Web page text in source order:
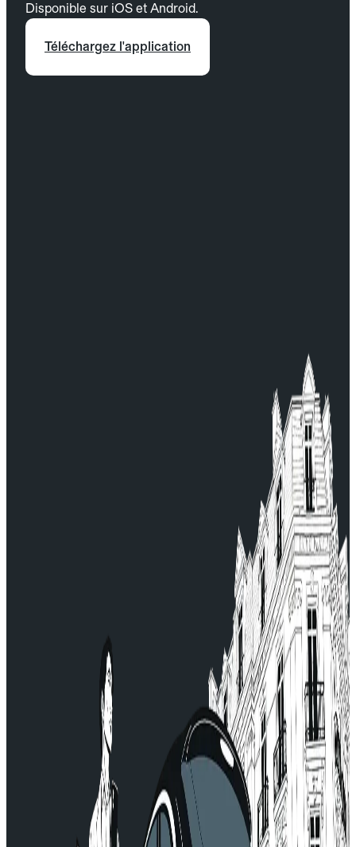
Disponible sur iOS et Android.
Téléchargez l'application